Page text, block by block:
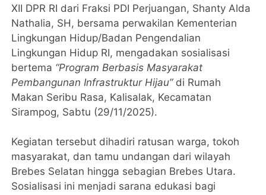
XII DPR RI dari Fraksi PDI Perjuangan, Shanty Alda
Nathalia, SH, bersama perwakilan Kementerian
Lingkungan Hidup/Badan Pengendalian
Lingkungan Hidup RI, mengadakan sosialisasi
bertema “Program Berbasis Masyarakat
Pembangunan Infrastruktur Hijau”di Rumah
Makan Seribu Rasa, Kalisalak, Kecamatan
Sirampog, Sabtu (29/11/2025).
Kegiatan tersebut dihadiri ratusan warga, tokoh
masyarakat, dan tamu undangan dari wilayah
Brebes Selatan hingga sebagian Brebes Utara.
Sosialisasi ini menjadi sarana edukasi bagi